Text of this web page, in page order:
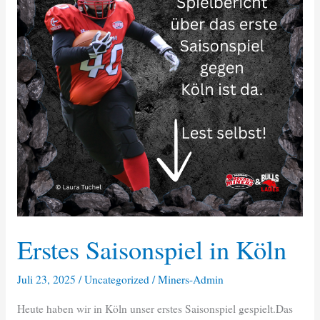
Erstes Saisonspiel in Köln
Juli 23, 2025 /Uncategorized/Miners-Admin
Heute haben wir in Köln unser erstes Saisonspiel gespielt.Das